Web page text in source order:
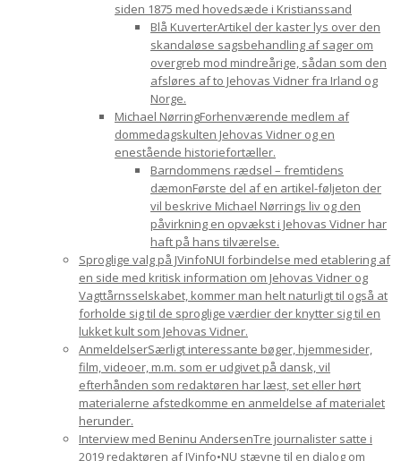
siden 1875 med hovedsæde i Kristianssand
Blå KuverterArtikel der kaster lys over den
skandaløse sagsbehandling af sager om
overgreb mod mindreårige, sådan som den
afsløres af to Jehovas Vidner fra Irland og
Norge.
Michael NørringForhenværende medlem af
dommedagskulten Jehovas Vidner og en
enestående historiefortæller.
Barndommens rædsel – fremtidens
dæmonFørste del af en artikel-føljeton der
vil beskrive Michael Nørrings liv og den
påvirkning en opvækst i Jehovas Vidner har
haft på hans tilværelse.
Sproglige valg på JVinfoNUI forbindelse med etablering af
en side med kritisk information om Jehovas Vidner og
Vagttårnsselskabet, kommer man helt naturligt til også at
forholde sig til de sproglige værdier der knytter sig til en
lukket kult som Jehovas Vidner.
AnmeldelserSærligt interessante bøger, hjemmesider,
film, videoer, m.m. som er udgivet på dansk, vil
efterhånden som redaktøren har læst, set eller hørt
materialerne afstedkomme en anmeldelse af materialet
herunder.
Interview med Beninu AndersenTre journalister satte i
2019 redaktøren af JVinfo•NU stævne til en dialog om